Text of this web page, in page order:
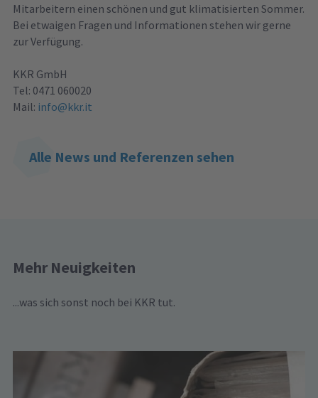
Mitarbeitern einen schönen und gut klimatisierten Sommer.
Bei etwaigen Fragen und Informationen stehen wir gerne
zur Verfügung.
KKR GmbH
Tel: 0471 060020
Mail: info@kkr.it
Alle News und Referenzen sehen
Mehr Neuigkeiten
...was sich sonst noch bei KKR tut.